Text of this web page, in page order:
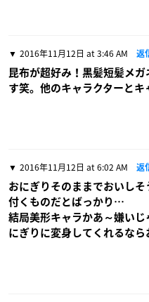
2016年11月12日 at 3:46 AM 返
昆布が超好み！黒髪短髪メ
す笑。他のキャラクターとキ
2016年11月12日 at 6:02 AM 返
おにぎりそのままでおいし
付くものだとばっかり…
結局美形キャラかあ～嫌い
にぎりに変身してくれるなら